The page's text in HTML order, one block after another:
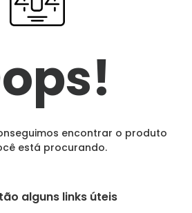
encontrar o produto
está procurando.
alguns links úteis